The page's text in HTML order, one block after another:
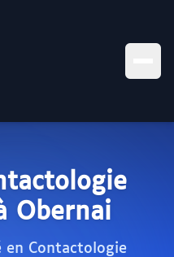
Obernai
en Contactologie